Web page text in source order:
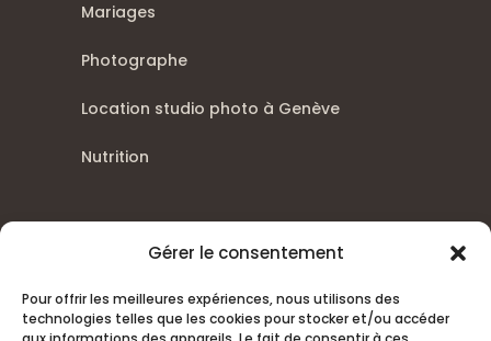
Gérer le consentement
Pour offrir les meilleures expériences, nous utilisons des
technologies telles que les cookies pour stocker et/ou accéder
Mariages
Photographe
Location studio photo à Genève
Nutrition